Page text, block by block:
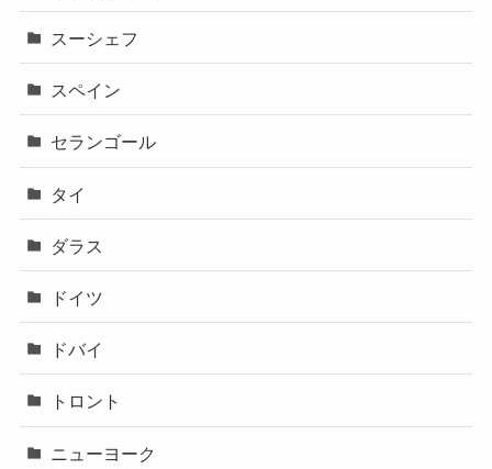
スーシェフ
スペイン
セランゴール
タイ
ダラス
ドイツ
ドバイ
トロント
ニューヨーク